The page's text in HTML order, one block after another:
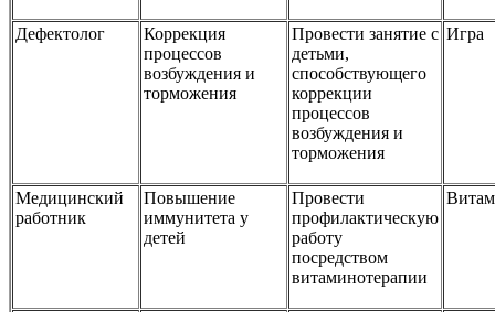
Дефектолог
Коррекция
процессов
возбуждения и
торможения
Провести занятие с
детьми,
способствующего
коррекции
процессов
возбуждения и
торможения
Игра
Медицинский
работник
Повышение
иммунитета у
детей
Провести
профилактическую
работу
посредством
витаминотерапии